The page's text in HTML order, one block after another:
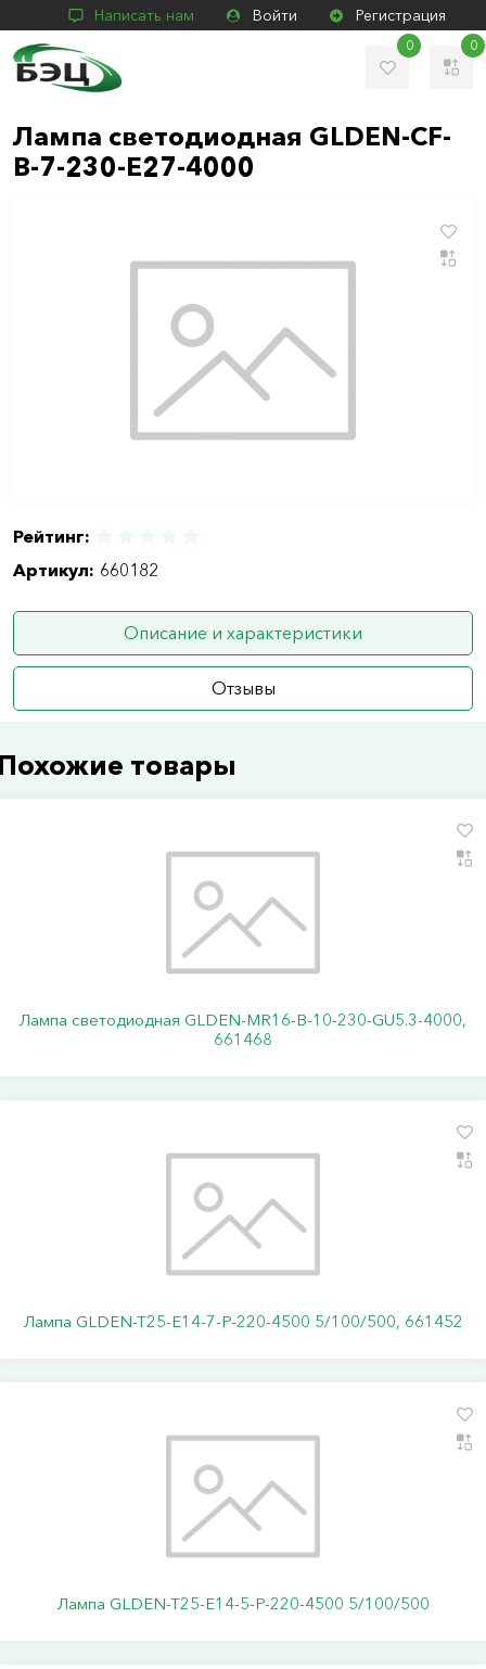
Написать нам Войти Регистрация
0 0
Лампа светодиодная GLDEN-CF-
B-7-230-E27-4000
Рейтинг:
Артикул: 660182
Описание и характеристики
Отзывы
товары
Лампа светодиодная GLDEN-MR16-B-10-230-GU5.3-4000,
661468
Лампа GLDEN-T25-E14-7-P-220-4500 5/100/500, 661452
Лампа GLDEN-T25-E14-5-P-220-4500 5/100/500